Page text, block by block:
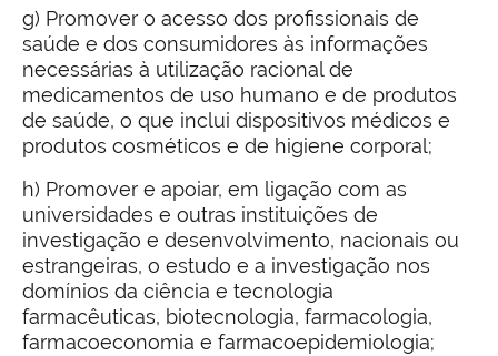
g) Promover o acesso dos profissionais de
saúde e dos consumidores às informações
necessárias à utilização racional de
medicamentos de uso humano e de produtos
de saúde, o que inclui dispositivos médicos e
produtos cosméticos e de higiene corporal;
h) Promover e apoiar, em ligação com as
universidades e outras instituições de
investigação e desenvolvimento, nacionais ou
estrangeiras, o estudo e a investigação nos
domínios da ciência e tecnologia
farmacêuticas, biotecnologia, farmacologia,
farmacoeconomia e farmacoepidemiologia;